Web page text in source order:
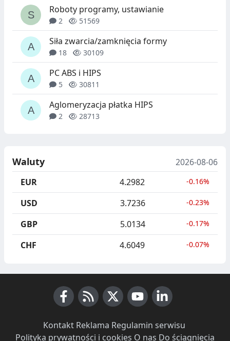
Roboty programy, ustawianie
2 51569
Siła zwarcia/zamknięcia formy
18 30109
PC ABS i HIPS
5 30811
Aglomeryzacja płatka HIPS
2 28713
Waluty
2026-08-06
EUR
4.2982 -0.16%
USD 3.7236 -0.23%
GBP 5.0134 -0.17%
CHF 4.6049 -0.07%
Kontakt· Reklama Regulamin serwisu
Polityka prywatności i cookies O nas Do ściągnięcia